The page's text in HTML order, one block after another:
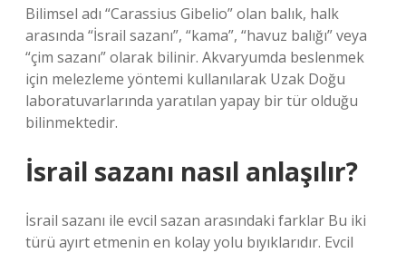
Bilimsel adı “Carassius Gibelio” olan balık, halk
arasında “İsrail sazanı”, “kama”, “havuz balığı” veya
“çim sazanı” olarak bilinir. Akvaryumda beslenmek
için melezleme yöntemi kullanılarak Uzak Doğu
laboratuvarlarında yaratılan yapay bir tür olduğu
bilinmektedir.
İsrail sazanı nasıl anlaşılır?
İsrail sazanı ile evcil sazan arasındaki farklar Bu iki
türü ayırt etmenin en kolay yolu bıyıklarıdır. Evcil